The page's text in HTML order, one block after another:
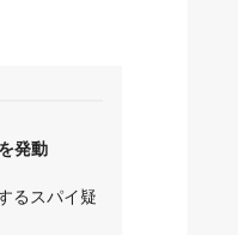
発動
るスパイ疑